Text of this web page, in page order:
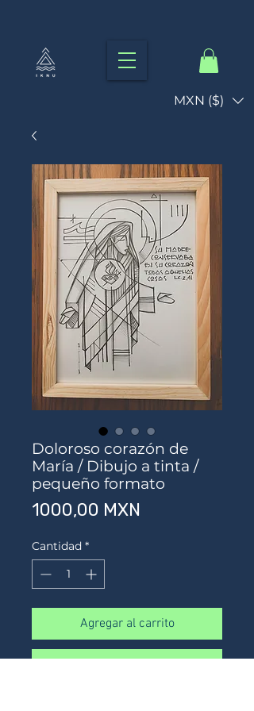
MXN ($)
Doloroso corazón de
María / Dibujo a tinta /
pequeño formato
1000,00 MXN
Cantidad *
Agregar al carrito